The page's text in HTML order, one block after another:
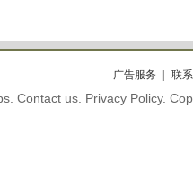
广告服务 联
Contact us. Privacy Policy.